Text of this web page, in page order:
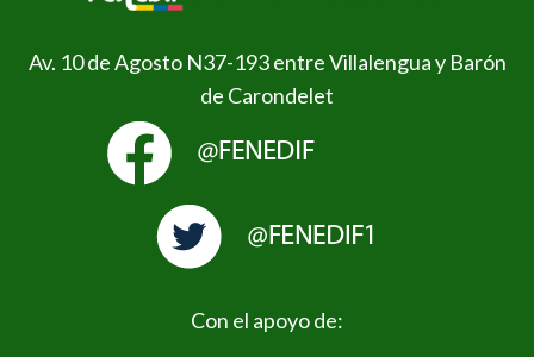
Av. 10 de Agosto N37-193 entre Villalengua y Barón
de Carondelet
Con el apoyo de: